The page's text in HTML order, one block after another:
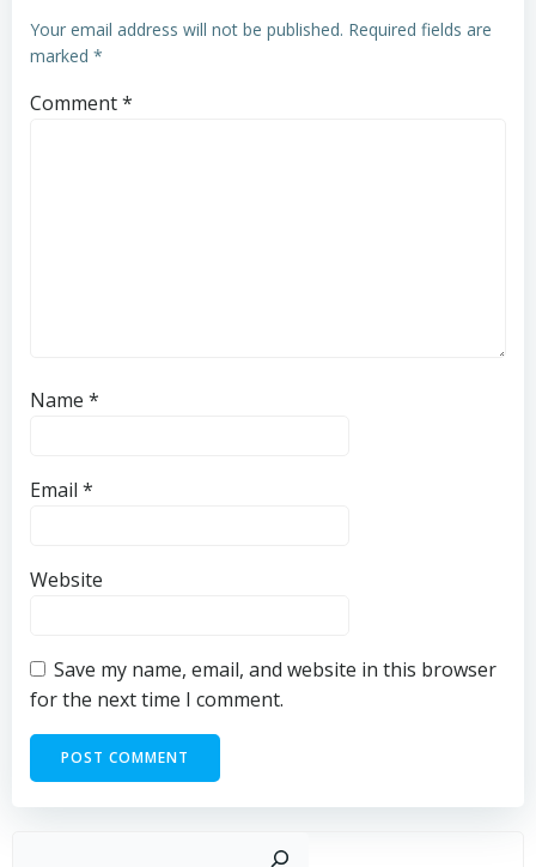
Your email address will not be published. Required fields are
marked *
Comment*
Name *
Email *
Website
Save my name, email, and website in this browser
for the next time I comment.